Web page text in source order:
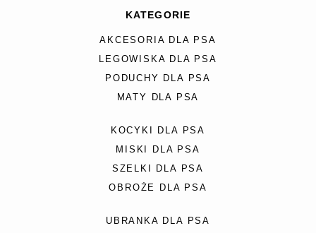
KATEGORIE
AKCESORIA DLA PSA
LEGOWISKA DLA PSA
PODUCHY DLA PSA
MATY DLA PSA
KOCYKI DLA PSA
MISKI DLA PSA
SZELKI DLA PSA
OBROŻE DLA PSA
UBRANKA DLA PSA